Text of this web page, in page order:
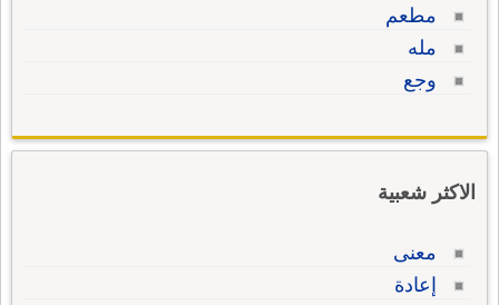
مطعم
مله
وجع
الاكثر شعبية
معنى
إعادة